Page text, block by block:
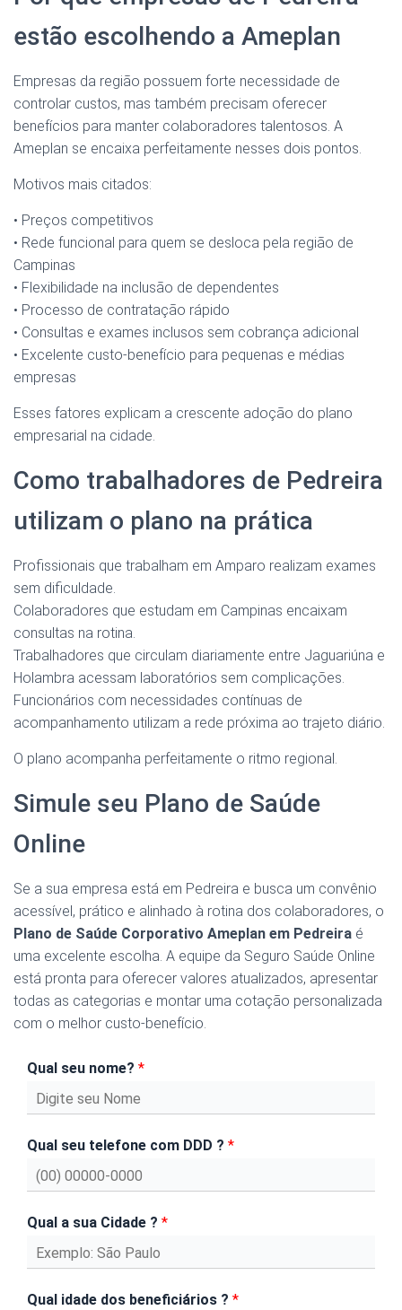
estão escolhendo a Ameplan
Empresas da região possuem forte necessidade de
controlar custos, mas também precisam oferecer
benefícios para manter colaboradores talentosos. A
Ameplan se encaixa perfeitamente nesses dois pontos.
Motivos mais citados:
• Preços competitivos
• Rede funcional para quem se desloca pela região de
Campinas
• Flexibilidade na inclusão de dependentes
• Processo de contratação rápido
• Consultas e exames inclusos sem cobrança adicional
• Excelente custo-benefício para pequenas e médias
empresas
Esses fatores explicam a crescente adoção do plano
empresarial na cidade.
Como trabalhadores de Pedreira
utilizam o plano na prática
Profissionais que trabalham em Amparo realizam exames
sem dificuldade.
Colaboradores que estudam em Campinas encaixam
consultas na rotina.
Trabalhadores que circulam diariamente entre Jaguariúna e
Holambra acessam laboratórios sem complicações.
Funcionários com necessidades contínuas de
acompanhamento utilizam a rede próxima ao trajeto diário.
O plano acompanha perfeitamente o ritmo regional.
Simule seu Plano de Saúde
Online
Se a sua empresa está em Pedreira e busca um convênio
acessível, prático e alinhado à rotina dos colaboradores, o
Plano de Saúde Corporativo Ameplan em Pedreira é
uma excelente escolha. A equipe da Seguro Saúde Online
está pronta para oferecer valores atualizados, apresentar
todas as categorias e montar uma cotação personalizada
com o melhor custo-benefício.
Qual seu nome? *
Qual seu telefone com DDD ? *
Qual a sua Cidade ? *
Qual idade dos beneficiários ? *